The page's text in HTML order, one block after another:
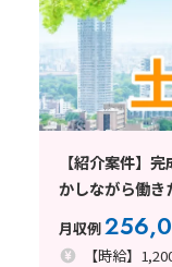
【紹介案件】
かしながら働
月収例
【時給】